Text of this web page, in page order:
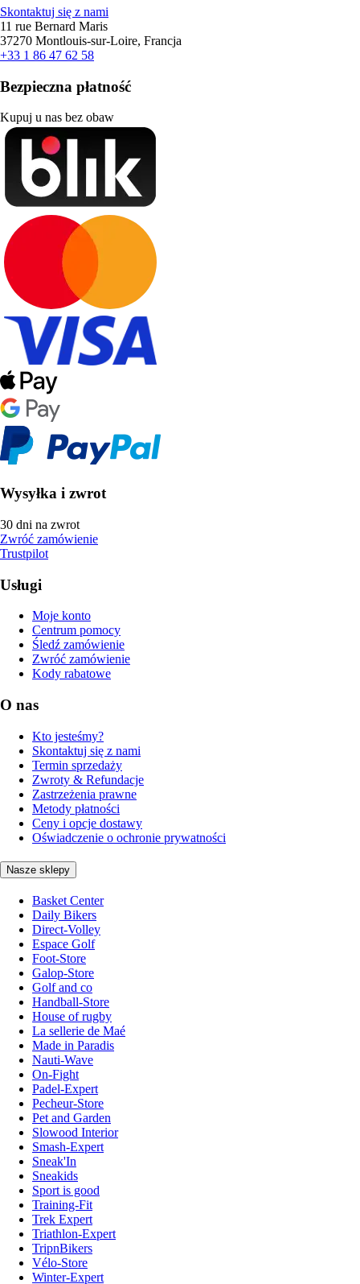
Skontaktuj się z nami
11 rue Bernard Maris
37270 Montlouis-sur-Loire, Francja
+33 1 86 47 62 58
Bezpieczna płatność
Kupuj u nas bez obaw
Wysyłka i zwrot
30 dni na zwrot
Zwróć zamówienie
Trustpilot
Usługi
Moje konto
Centrum pomocy
Śledź zamówienie
Zwróć zamówienie
Kody rabatowe
O nas
Kto jesteśmy?
Skontaktuj się z nami
Termin sprzedaży
Zwroty & Refundacje
Zastrzeżenia prawne
Metody płatności
Ceny i opcje dostawy
Oświadczenie o ochronie prywatności
Nasze sklepy
Basket Center
Daily Bikers
Direct-Volley
Espace Golf
Foot-Store
Galop-Store
Golf and co
Handball-Store
House of rugby
La sellerie de Maé
Made in Paradis
Nauti-Wave
On-Fight
Padel-Expert
Pecheur-Store
Pet and Garden
Slowood Interior
Smash-Expert
Sneak'In
Sneakids
Sport is good
Training-Fit
Trek Expert
Triathlon-Expert
TripnBikers
Vélo-Store
Winter-Expert